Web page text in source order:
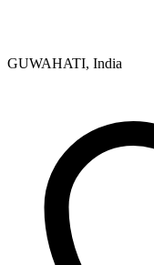
GUWAHATI, India